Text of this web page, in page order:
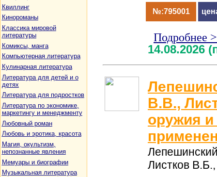
Квиллинг
Кинороманы
Классика мировой
литературы
Комиксы, манга
Компьютерная литература
Кулинарная литература
Литература для детей и о
детях
Литература для подростков
Литература по экономике,
маркетингу и менеджменту
Любовный роман
Любовь и эротика, красота
Магия, окультизм,
непознанные явления
Мемуары и биографии
Музыкальная литература
№:795001
Подробнее
14.08.2026
В.В.,
оружия и
Листков